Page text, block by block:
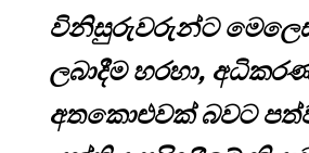
විනිසුරුවරුන්ට මෙලෙස
ලබාදීම හරහා,
අතකොළුවක් බවට